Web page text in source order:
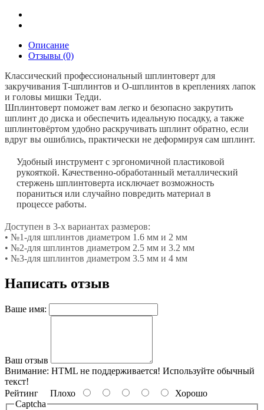
Описание
Отзывы (0)
Классический профессиональный шплинтоверт для
закручивания T-шплинтов и О-шплинтов в креплениях лапок
и головы мишки Тедди.
Шплинтоверт поможет вам легко и безопасно закрутить
шплинт до диска и обеспечить идеальную посадку, а также
шплинтовёртом удобно раскручивать шплинт обратно, если
вдруг вы ошиблись, практически не деформируя сам шплинт.
Удобный инструмент с эргономичной пластиковой
рукояткой. Качественно-обработанный металлический
стержень шплинтоверта исключает возможность
пораниться или случайно повредить материал в
процессе работы.
Доступен в 3-х вариантах размеров:
• №1-для шплинтов диаметром 1.6 мм и 2 мм
• №2-для шплинтов диаметром 2.5 мм и 3.2 мм
• №3-для шплинтов диаметром 3.5 мм и 4 мм
Написать отзыв
Ваше имя:
Ваш отзыв
Внимание: HTML не поддерживается! Используйте обычный
текст!
Рейтинг Плохо
Хорошо
Captcha